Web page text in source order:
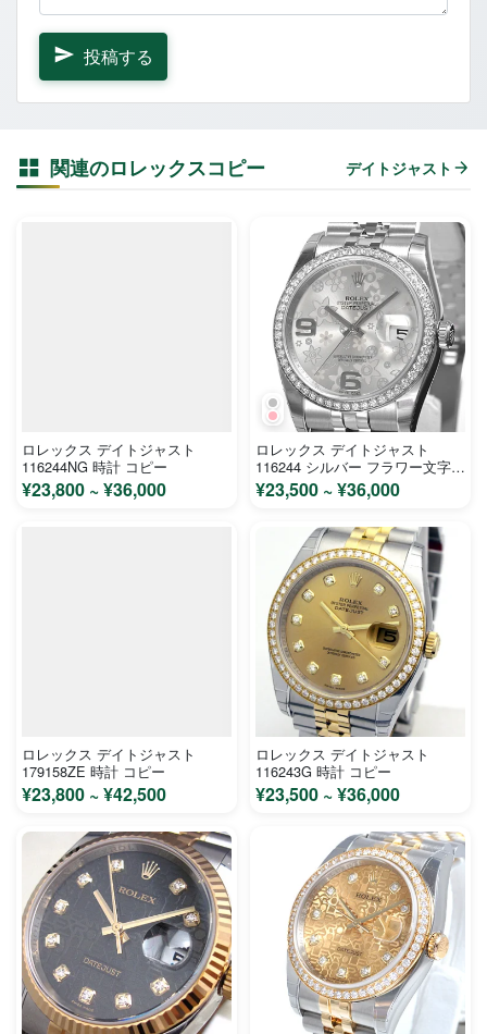
投稿する
関連のロレックスコピー デイトジャスト
ロレックス デイトジャスト
116244NG 時計 コピー
¥23,800 ~ ¥36,000
ロレックス デイトジャスト
116244 シルバー フラワー文字盤
ステンレス ホワイトゴールド メ
ンズ No.586 時計 コピー
¥23,500 ~ ¥36,000
ロレックス デイトジャスト
179158ZE 時計 コピー
¥23,800 ~ ¥42,500
ロレックス デイトジャスト
116243G 時計 コピー
¥23,500 ~ ¥36,000